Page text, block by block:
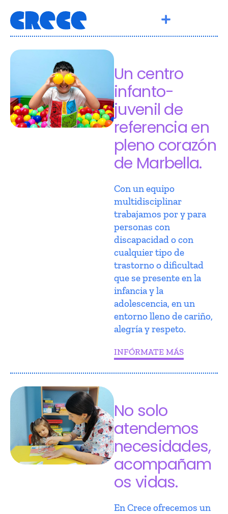
Un centro
infanto-
juvenil de
referencia en
pleno corazón
de Marbella.
Con un equipo
multidisciplinar
trabajamos por y para
personas con
discapacidad o con
cualquier tipo de
trastorno o dificultad
que se presente en la
infancia y la
adolescencia, en un
entorno lleno de cariño,
alegría y respeto.
INFÓRMATE MÁS
No solo
atendemos
necesidades,
acompañam
os vidas.
En Crece ofrecemos un